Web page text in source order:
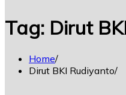
Tag: Dirut
Home
Dirut BKI Rudiyanto